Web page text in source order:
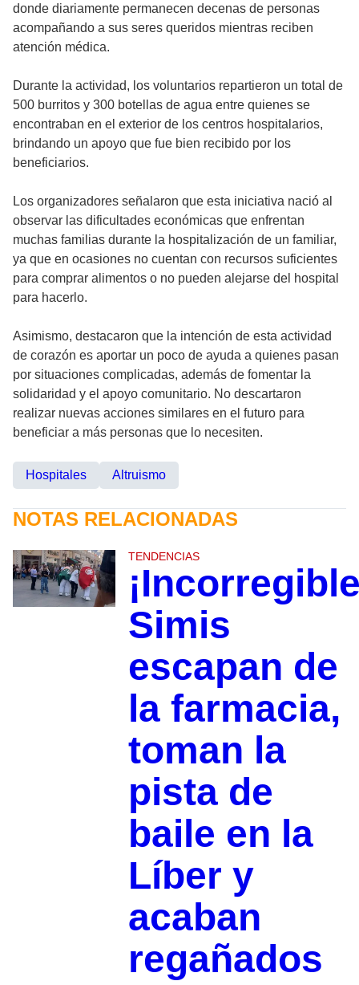
donde diariamente permanecen decenas de personas
acompañando a sus seres queridos mientras reciben
atención médica.
Durante la actividad, los voluntarios repartieron un total de
500 burritos y 300 botellas de agua entre quienes se
encontraban en el exterior de los centros hospitalarios,
brindando un apoyo que fue bien recibido por los
beneficiarios.
Los organizadores señalaron que esta iniciativa nació al
observar las dificultades económicas que enfrentan
muchas familias durante la hospitalización de un familiar,
ya que en ocasiones no cuentan con recursos suficientes
para comprar alimentos o no pueden alejarse del hospital
para hacerlo.
Asimismo, destacaron que la intención de esta actividad
de corazón es aportar un poco de ayuda a quienes pasan
por situaciones complicadas, además de fomentar la
solidaridad y el apoyo comunitario. No descartaron
realizar nuevas acciones similares en el futuro para
beneficiar a más personas que lo necesiten.
Hospitales Altruismo
NOTAS RELACIONADAS
TENDENCIAS
Simis
escapan de
la farmacia,
toman la
pista de
baile en la
Líber y
acaban
regañados